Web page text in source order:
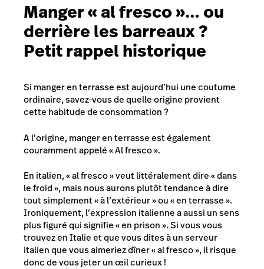
Manger « al fresco »… ou
derrière les barreaux ?
Petit rappel historique
Si manger en terrasse est aujourd’hui une coutume
ordinaire, savez-vous de quelle origine provient
cette habitude de consommation ?
A l’origine, manger en terrasse est également
couramment appelé « Al fresco ».
En italien, « al fresco » veut littéralement dire « dans
le froid », mais nous aurons plutôt tendance à dire
tout simplement « à l’extérieur » ou « en terrasse ».
Ironiquement, l’expression italienne a aussi un sens
plus figuré qui signifie « en prison ». Si vous vous
trouvez en Italie et que vous dites à un serveur
italien que vous aimeriez dîner « al fresco », il risque
donc de vous jeter un œil curieux !